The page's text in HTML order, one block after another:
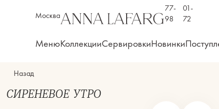
Москва
77-
98
01-
72
МенюКоллекцииСервировкиНовинки
Назад
СИРЕНЕВОЕ УТРО